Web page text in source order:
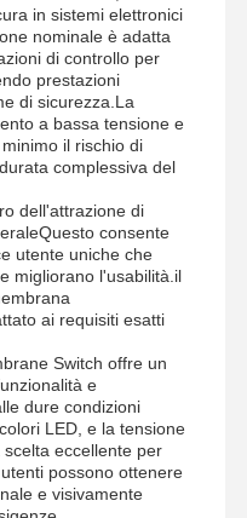
Notizie
PWB
in sistemi elettronici
nominale è adatta
di controllo per
prestazioni
di sicurezza.La
a bassa tensione e
il rischio di
complessiva del
dell'attrazione di
consente
utente uniche che
migliorano l'usabilità.il
ai requisiti esatti
Switch offre un
e
dure condizioni
LED, e la tensione
eccellente per
possono ottenere
e visivamente